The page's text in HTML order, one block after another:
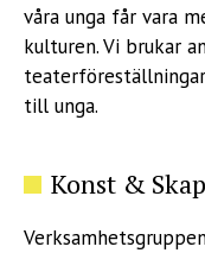
våra unga får vara
kulturen. Vi brukar
till unga.
Konst &